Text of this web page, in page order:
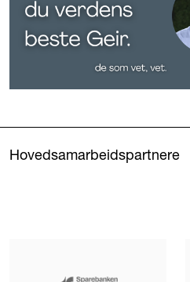
Hovedsamarbeidspartnere